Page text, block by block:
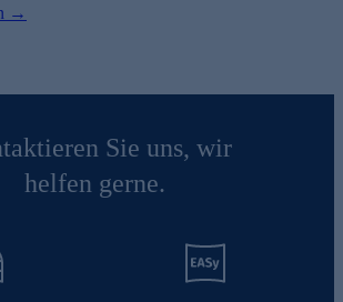
→
Sie uns, wir
helfen gerne.